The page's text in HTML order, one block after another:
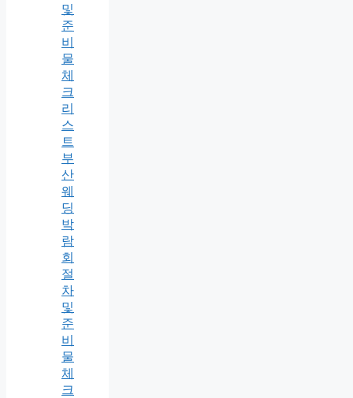
및
준
비
물
체
크
리
스
트
부
산
웨
딩
박
람
회
절
차
및
준
비
물
체
크